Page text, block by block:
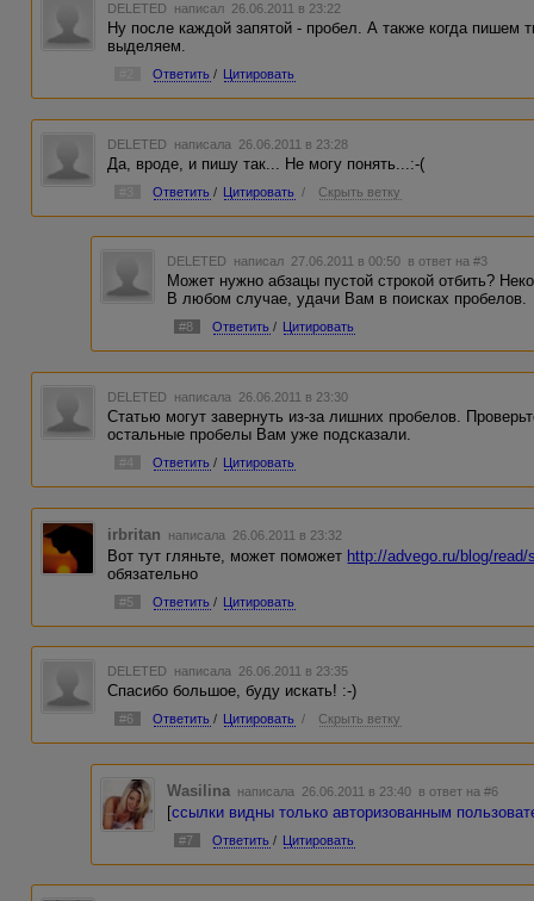
DELETED написал 26.06.2011 в 23:22
Ну после каждой запятой - пробел. А также когда пишем
выделяем.
Ответить / Цитировать
DELETED написала 26.06.2011 в 23:28
Да, вроде, и пишу так... Не могу понять...:-(
Ответить / Цитировать / Скрыть ветку
DELETED написал 27.06.2011 в 00:50 в ответ на #3
Может нужно абзацы пустой строкой отбить?
В любом случае, удачи Вам в поисках пробелов.
#8 Ответить / Цитировать
DELETED написала 26.06.2011 в 23:30
Статью могут завернуть из-за лишних пробелов.
остальные пробелы Вам уже подсказали.
#4 Ответить / Цитировать
irbritan написала 26.06.2011 в 23:32
Вот тут гляньте, может поможет http://advego.ru/blog/read/
обязательно
#5 Ответить / Цитировать
DELETED написала 26.06.2011 в 23:35
Спасибо большое, буду искать! :-)
#6 Ответить / Цитировать / Скрыть ветку
Wasilina написала 26.06.2011 в 23:40 в ответ на #6
[ссылки видны только авторизованным
#7 Ответить / Цитировать